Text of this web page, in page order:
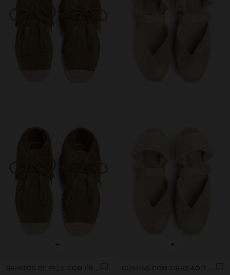
+
SAPATOS DE PELE COM FRANJAS E JUTA
+
CUNHAS COM TIRAS AO TORNOZELO